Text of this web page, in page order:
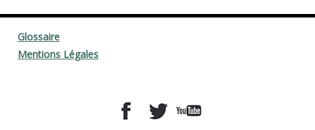
Glossaire
Mentions Légales